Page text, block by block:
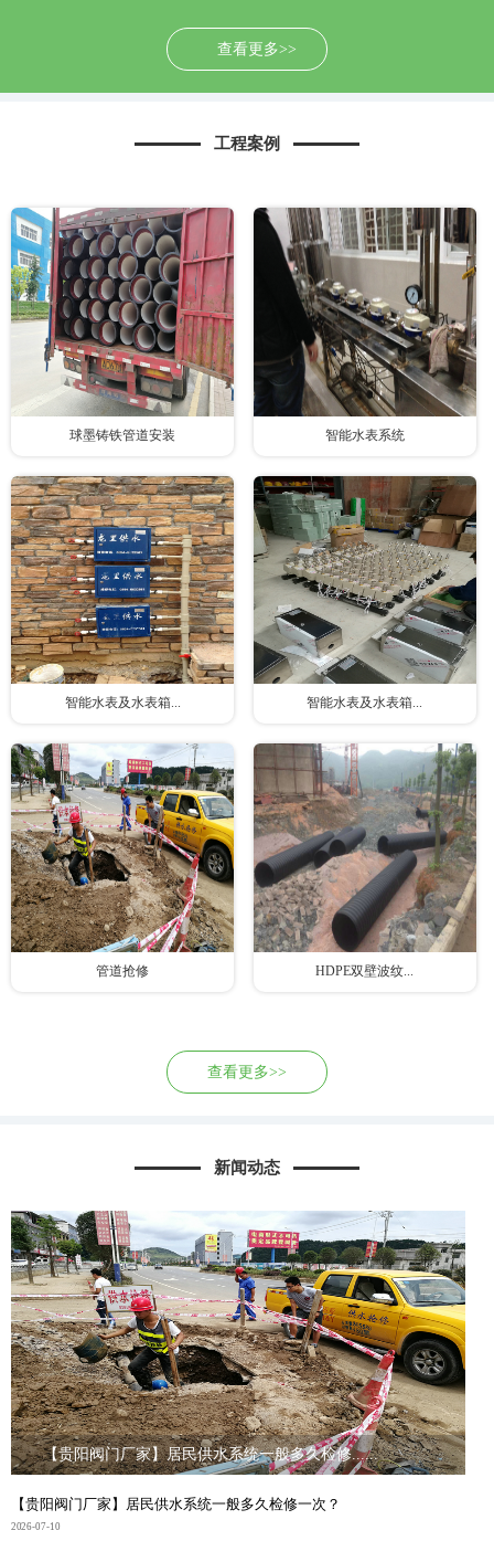
查看更多>>
工程案例
球墨铸铁管道安装 智能水表系统
智能水表及水表箱... 智能水表及水表箱...
管道抢修 HDPE双壁波纹...
查看更多>>
新闻动态
【贵阳阀门厂家】居民供水系统一般多久检修......
【贵阳阀门厂家】居民供水系统一般多久检修一次？
2026-07-10